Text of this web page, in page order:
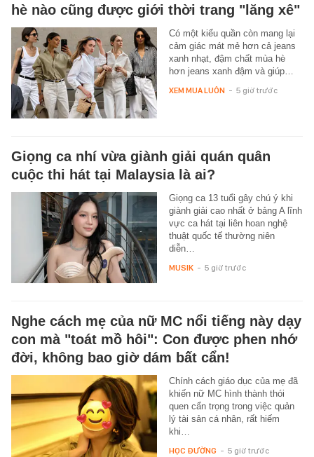
hè nào cũng được giới thời trang "lăng xê"
Có một kiểu quần còn mang lại
cảm giác mát mẻ hơn cả jeans
xanh nhạt, đậm chất mùa hè
hơn jeans xanh đậm và giúp…
XEM MUA LUÔN - 5 giờ trước
Giọng ca nhí vừa giành giải quán quân
cuộc thi hát tại Malaysia là ai?
Giọng ca 13 tuổi gây chú ý khi
giành giải cao nhất ở bảng A lĩnh
vực ca hát tại liên hoan nghệ
thuật quốc tế thường niên
diễn…
MUSIK - 5 giờ trước
Nghe cách mẹ của nữ MC nổi tiếng này dạy
con mà "toát mồ hôi": Con được phen nhớ
đời, không bao giờ dám bất cẩn!
Chính cách giáo dục của mẹ đã
khiến nữ MC hình thành thói
quen cẩn trọng trong việc quản
lý tài sản cá nhân, rất hiếm
khi…
HỌC ĐƯỜNG - 5 giờ trước